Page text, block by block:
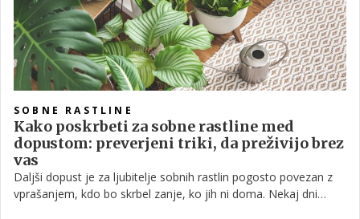
SOBNE RASTLINE
Kako poskrbeti za sobne rastline med
dopustom: preverjeni triki, da preživijo brez
vas
Daljši dopust je za ljubitelje sobnih rastlin pogosto povezan z
vprašanjem, kdo bo skrbel zanje, ko jih ni doma. Nekaj dni